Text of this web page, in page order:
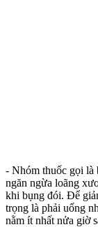
- Nhóm thuốc gọi là
ngăn ngừa loãng
khi bụng đói. Để
trọng là phải uống
nằm ít nhất nửa giờ